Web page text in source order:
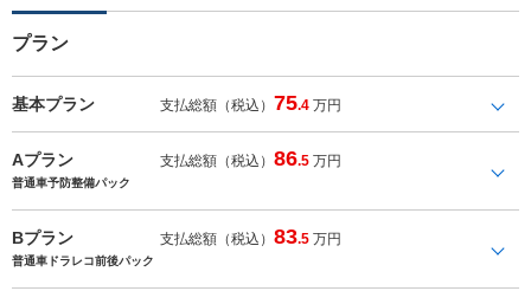
プラン
基本プラン 支払総額（税込） 75.4 万円
Aプラン 支払総額（税込）86.5 万円
普通車予防整備パック
Bプラン 支払総額（税込）83.5 万円
普通車ドラレコ前後パック